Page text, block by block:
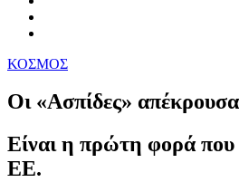
ΚΟΣΜΟΣ
Οι «Ασπίδες»
Είναι η πρώτη φορά που
ΕΕ.